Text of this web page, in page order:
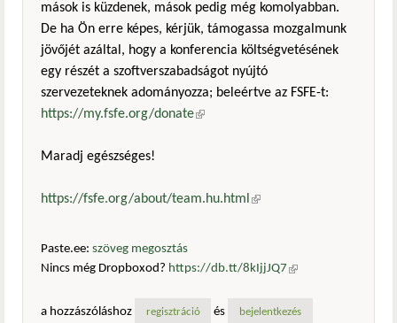
mások is küzdenek, mások pedig még komolyabban.
De ha Ön erre képes, kérjük, támogassa mozgalmunk
jövőjét azáltal, hogy a konferencia költségvetésének
egy részét a szoftverszabadságot nyújtó
szervezeteknek adományozza; beleértve az FSFE-t:
https://my.fsfe.org/donate(külső hivatkozás)
Maradj egészséges!
https://fsfe.org/about/team.hu.html (külső hivatkozás)
Paste.ee: szöveg megosztás
Nincs még Dropboxod? https://db.tt/8kIjjJQ7 (külső
a hozzászóláshoz
regisztráció és bejelentkezés